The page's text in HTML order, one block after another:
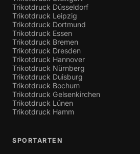
Trikotdruck Düsseldorf
Trikotdruck Leipzig
Trikotdruck Dortmund
Trikotdruck Essen
Trikotdruck Bremen
Trikotdruck Dresden
Trikotdruck Hannover
Trikotdruck Nürnberg
Trikotdruck Duisburg
Trikotdruck Bochum
Trikotdruck Gelsenkirchen
Trikotdruck Lünen
Trikotdruck Hamm
SPORTARTEN